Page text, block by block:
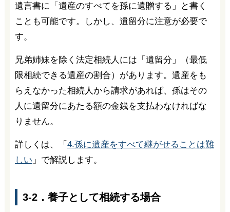
遺言書に「遺産のすべてを孫に遺贈する」と書く
ことも可能です。しかし、遺留分に注意が必要で
す。
兄弟姉妹を除く法定相続人には「遺留分」（最低
限相続できる遺産の割合）があります。遺産をも
らえなかった相続人から請求があれば、孫はその
人に遺留分にあたる額の金銭を支払わなければな
りません。
詳しくは、「 4.孫に遺産をすべて継がせることは難
しい 」で解説します。
3-2．養子として相続する場合